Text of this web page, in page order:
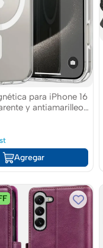
para iPhone 16
y antiamarilleo
a los arañazos y
Agregar